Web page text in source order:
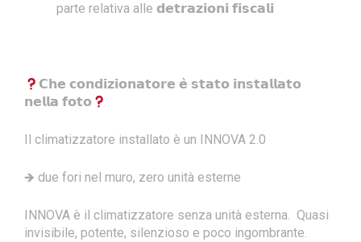
parte relativa alle 𝗱𝗲𝘁𝗿𝗮𝘇𝗶𝗼𝗻𝗶 𝗳𝗶𝘀𝗰𝗮𝗹𝗶
𝗖𝗵𝗲 𝗰𝗼𝗻𝗱𝗶𝘇𝗶𝗼𝗻𝗮𝘁𝗼𝗿𝗲 𝗲̀ 𝘀𝘁𝗮𝘁𝗼 𝗶𝗻𝘀𝘁𝗮𝗹𝗹𝗮𝘁𝗼
𝗻𝗲𝗹𝗹𝗮 𝗳𝗼𝘁𝗼
Il climatizzatore installato è un INNOVA 2.0
🡺 due fori nel muro, zero unità esterne
INNOVA è il climatizzatore senza unità esterna. Quasi
invisibile, potente, silenzioso e poco ingombrante.